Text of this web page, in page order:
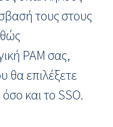
τους στους
PAM σας,
θα επιλέξετε
και το SSO.